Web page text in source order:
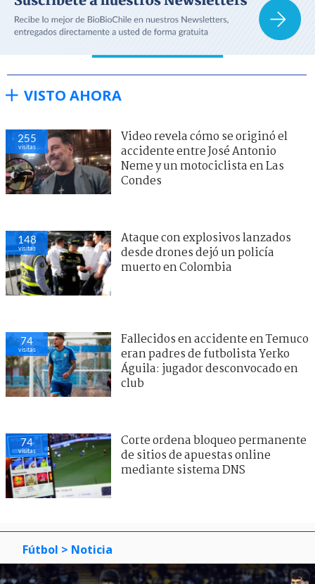
VISTO AHORA
255
visitas
Video revela cómo se originó el
accidente entre José Antonio
Neme y un motociclista en Las
Condes
148
visitas
Ataque con explosivos lanzados
desde drones dejó un policía
muerto en Colombia
74
visitas
Fallecidos en accidente en Temuco
eran padres de futbolista Yerko
Águila: jugador desconvocado en
club
74
visitas
Corte ordena bloqueo permanente
de sitios de apuestas online
mediante sistema DNS
Fútbol > Noticia